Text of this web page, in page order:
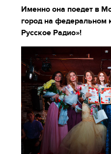
Именно она поедет в
город на федеральном
Русское Радио»!